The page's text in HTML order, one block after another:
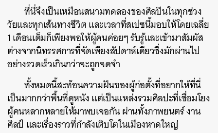
ที่นี่จึงเป็นเหมือนสนามทดลองของศิลปินในทุกช่วง
วัยและทุกเส้นทางชีวิต และเวลาที่สเปซนี้มอบให้โดยเฉลี่ย
1 เดือนเต็มก็เพียงพอให้ผู้คนค่อยๆ รับรู้และเข้ามาสัมผัส
ต่างจากนิทรรศการที่จัดเพียงสัปดาห์เดียวซึ่งมักผ่านไป
อย่างรวดเร็วเกินกว่าจะถูกจดจำ
ทั้งหมดนี้สะท้อนความฝันของผู้ก่อตั้งที่อยากให้ที่นี่
เป็นมากกว่าพื้นที่ดูหนัง แต่เป็นแหล่งรวมศิลปะที่เชื่อมโยง
ผู้คนหลากหลายให้มาพบเจอกัน ผ่านทั้งภาพยนตร์ งาน
ศิลป์ และเรื่องราวที่กำลังเติบโตในเมืองหาดใหญ่